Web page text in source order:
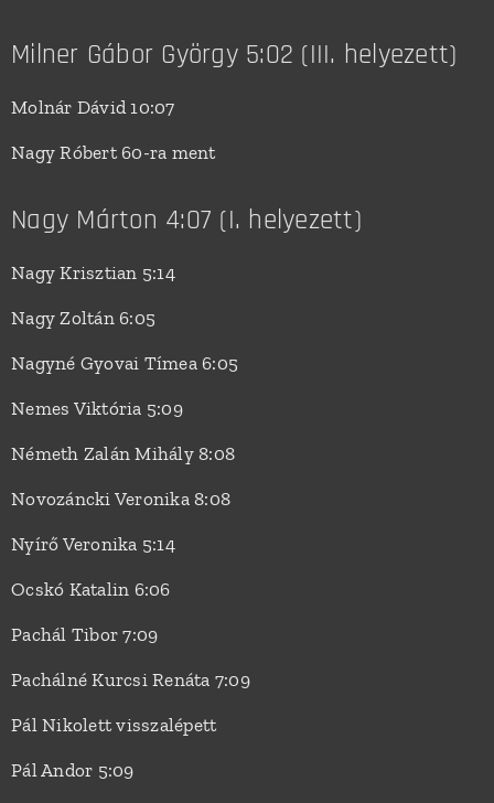
Milner Gábor György 5:02 (III. helyezett)
Molnár Dávid 10:07
Nagy Róbert 60-ra ment
Nagy Márton 4:07 (I. helyezett)
Nagy Krisztian 5:14
Nagy Zoltán 6:05
Nagyné Gyovai Tímea 6:05
Nemes Viktória 5:09
Németh Zalán Mihály 8:08
Novozáncki Veronika 8:08
Nyírő Veronika 5:14
Ocskó Katalin 6:06
Pachál Tibor 7:09
Pachálné Kurcsi Renáta 7:09
Pál Nikolett visszalépett
Pál Andor 5:09